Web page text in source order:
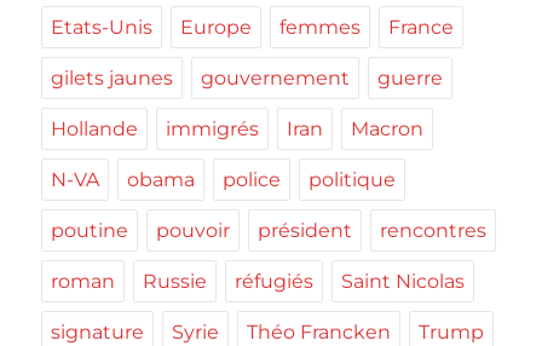
Etats-Unis Europe femmes France
gilets jaunes gouvernement guerre
Hollande immigrés Iran Macron
N-VA obama police politique
poutine pouvoir président rencontres
roman Russie réfugiés Saint Nicolas
signature Syrie Théo Francken Trump